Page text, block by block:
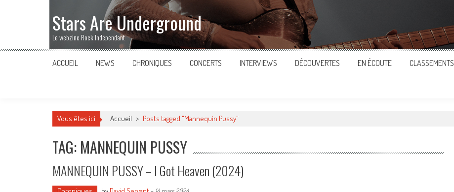
Stars Are Underground
Le webzine Rock Indépendant
ACCUEIL NEWS CHRONIQUES CONCERTS INTERVIEWS DÉCOUVERTES EN ÉCOUTE CLASSEMENTS
Vous êtes ici Accueil > Posts tagged "Mannequin Pussy"
TAG: MANNEQUIN PUSSY
MANNEQUIN PUSSY – I Got Heaven (2024)